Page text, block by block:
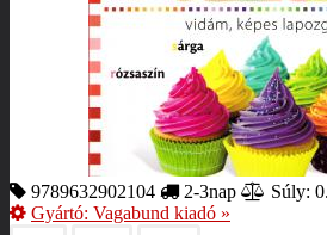
9789632902104 2-3nap
Súly:
Gyártó: Vagabund kiadó »